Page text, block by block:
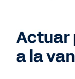
Actuar
a la